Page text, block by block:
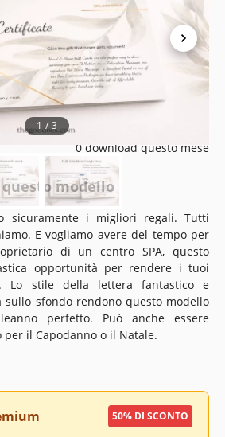
1 / 3
Google Docs
September 20, 2021
July 14, 2026
Aggiunto alle raccolte da 14 Utenti
0 download questo mese
questo modello
sicuramente i migliori regali. Tutti
E vogliamo avere del tempo per
di un centro SPA, questo
opportunità per rendere i tuoi
Lo stile della lettera fantastico e
sullo sfondo rendono questo modello
perfetto. Può anche essere
il Capodanno o il Natale.
50% DI SCONTO